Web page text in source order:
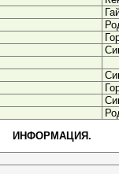
ИНФОРМАЦИЯ.